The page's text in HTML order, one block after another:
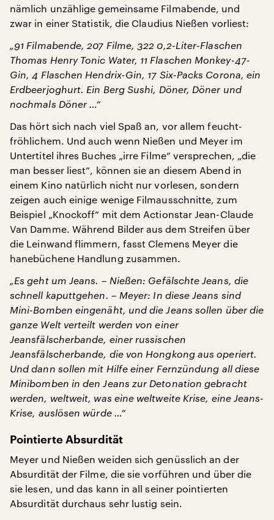
nämlich unzählige gemeinsame Filmabende, und
zwar in einer Statistik, die Claudius Nießen vorliest:
„91 Filmabende, 207 Filme, 322 0,2-Liter-Flaschen
Thomas Henry Tonic Water, 11 Flaschen Monkey-47-
Gin, 4 Flaschen Hendrix-Gin, 17 Six-Packs Corona, ein
Erdbeerjoghurt. Ein Berg Sushi, Döner, Döner und
nochmals Döner …“
Das hört sich nach viel Spaß an, vor allem feucht-
fröhlichem. Und auch wenn Nießen und Meyer im
Untertitel ihres Buches „irre Filme“ versprechen, „die
man besser liest“, können sie an diesem Abend in
einem Kino natürlich nicht nur vorlesen, sondern
zeigen auch einige wenige Filmausschnitte, zum
Beispiel „Knockoff“ mit dem Actionstar Jean-Claude
Van Damme. Während Bilder aus dem Streifen über
die Leinwand flimmern, fasst Clemens Meyer die
hanebüchene Handlung zusammen.
„Es geht um Jeans. – Nießen: Gefälschte Jeans, die
schnell kaputtgehen. – Meyer: In diese Jeans sind
Mini-Bomben eingenäht, und die Jeans sollen über die
ganze Welt verteilt werden von einer
Jeansfälscherbande, einer russischen
Jeansfälscherbande, die von Hongkong aus operiert.
Und dann sollen mit Hilfe einer Fernzündung all diese
Minibomben in den Jeans zur Detonation gebracht
werden, weltweit, was eine weltweite Krise, eine Jeans-
Krise, auslösen würde …“
Pointierte Absurdität
Meyer und Nießen weiden sich genüsslich an der
Absurdität der Filme, die sie vorführen und über die
sie lesen, und das kann in all seiner pointierten
Absurdität durchaus sehr lustig sein.